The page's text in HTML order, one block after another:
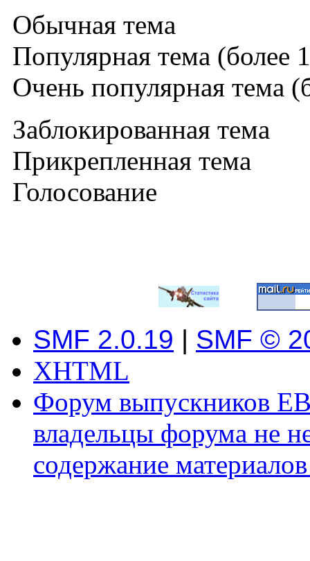
Обычная тема
Популярная тема (более
Очень популярная тема
Заблокированная тема
Прикрепленная тема
Голосование
SMF 2.0.19 | SMF ©
XHTML
Форум выпускников
владельцы форума не
содержание